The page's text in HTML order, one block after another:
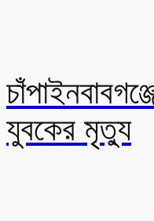
যুবকের মৃত্যু